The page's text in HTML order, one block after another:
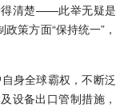
得清楚——此举无疑是
策方面“保持统一”，
身全球霸权，不断泛
设备出口管制措施，